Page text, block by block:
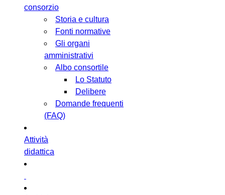
consorzio
Storia e cultura
Fonti normative
Gli organi
amministrativi
Albo consortile
Lo Statuto
Delibere
Domande frequenti
(FAQ)
Attività
didattica